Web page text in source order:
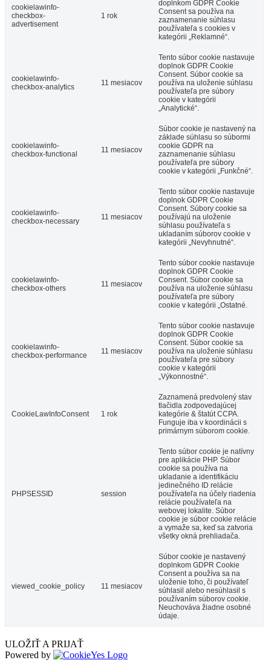
cookielawinfo-
checkbox-
advertisement
1 rok
doplnkom GDPR Cookie
Consent sa používa na
zaznamenanie súhlasu
používateľa s cookies v
kategórii „Reklamné“.
cookielawinfo-
checkbox-analytics
11 mesiacov
Tento súbor cookie nastavuje
doplnok GDPR Cookie
Consent. Súbor cookie sa
používa na uloženie súhlasu
používateľa pre súbory
cookie v kategórii
„Analytické“.
cookielawinfo-
checkbox-functional
11 mesiacov
Súbor cookie je nastavený na
základe súhlasu so súbormi
cookie GDPR na
zaznamenanie súhlasu
používateľa pre súbory
cookie v kategórii „Funkčné“.
cookielawinfo-
checkbox-necessary
11 mesiacov
Tento súbor cookie nastavuje
doplnok GDPR Cookie
Consent. Súbory cookie sa
používajú na uloženie
súhlasu používateľa s
ukladaním súborov cookie v
kategórii „Nevyhnutné“.
cookielawinfo-
checkbox-others
11 mesiacov
Tento súbor cookie nastavuje
doplnok GDPR Cookie
Consent. Súbor cookie sa
používa na uloženie súhlasu
používateľa pre súbory
cookie v kategórii „Ostatné.
cookielawinfo-
checkbox-performance
11 mesiacov
Tento súbor cookie nastavuje
doplnok GDPR Cookie
Consent. Súbor cookie sa
používa na uloženie súhlasu
používateľa pre súbory
cookie v kategórii
„Výkonnostné“.
CookieLawInfoConsent 1 rok
Zaznamená predvolený stav
tlačidla zodpovedajúcej
kategórie & štatút CCPA.
Funguje iba v koordinácii s
primárnym súborom cookie.
PHPSESSID session
Tento súbor cookie je natívny
pre aplikácie PHP. Súbor
cookie sa používa na
ukladanie a identifikáciu
jedinečného ID relácie
používateľa na účely riadenia
relácie používateľa na
webovej lokalite. Súbor
cookie je súbor cookie relácie
a vymaže sa, keď sa zatvoria
všetky okná prehliadača.
viewed_cookie_policy 11 mesiacov
Súbor cookie je nastavený
doplnkom GDPR Cookie
Consent a používa sa na
uloženie toho, či používateľ
súhlasil alebo nesúhlasil s
používaním súborov cookie.
Neuchováva žiadne osobné
údaje.
ULOŽIŤ A PRIJAŤ
Powered by